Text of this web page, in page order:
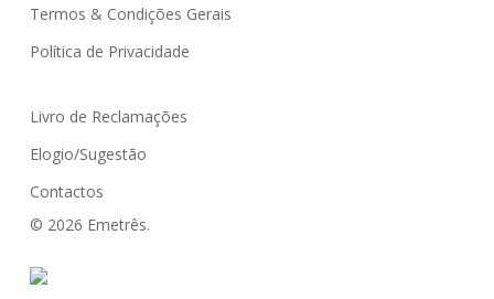
Termos & Condições Gerais
Política de Privacidade
Livro de Reclamações
Elogio/Sugestão
Contactos
© 2026 Emetrês.